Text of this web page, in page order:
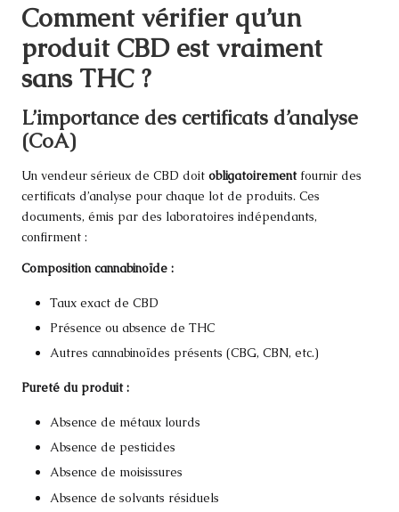
Comment vérifier qu’un
produit CBD est vraiment
sans THC ?
L’importance des certificats d’analyse
(CoA)
Un vendeur sérieux de CBD doit obligatoirementfournir des
certificats d’analyse pour chaque lot de produits. Ces
documents, émis par des laboratoires indépendants,
confirment :
Composition cannabinoïde :
Taux exact de CBD
Présence ou absence de THC
Autres cannabinoïdes présents (CBG, CBN, etc.)
Pureté du produit :
Absence de métaux lourds
Absence de pesticides
Absence de moisissures
Absence de solvants résiduels